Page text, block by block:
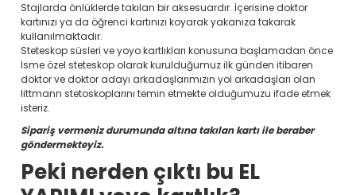
Likralı Scrubs Takımlar
Kıyafetleri
Temizlik Personeli Kıyafetleri
Tıbbi Sekreter Kıyafetleri
Stajlarda önlüklerde takılan bir aksesuardır. İçerisine doktor
kartınızı ya da öğrenci kartınızı koyarak yakanıza takarak
kullanılmaktadır.
Steteskop süsleri ve yoyo kartlıkları konusuna başlamadan önce
İsme özel steteskop olarak kurulduğumuz ilk günden itibaren
doktor ve doktor adayı arkadaşlarımızın yol arkadaşları olan
littmann stetoskoplarını temin etmekte olduğumuzu ifade etmek
isteriz.
Sipariş vermeniz durumunda altına takılan kartı ile beraber
göndermekteyiz.
Peki nerden çıktı bu EL